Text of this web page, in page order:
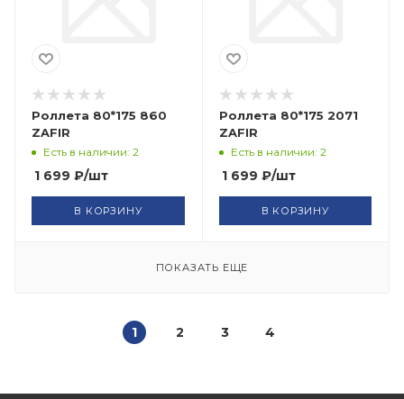
Роллета 80*175 860
ZAFIR
Есть в наличии: 2
1 699 ₽/шт
В КОРЗИНУ
Роллета 80*175 2071
ZAFIR
Есть в наличии: 2
1 699 ₽/шт
В КОРЗИНУ
ПОКАЗАТЬ ЕЩЕ
1 2 3 4